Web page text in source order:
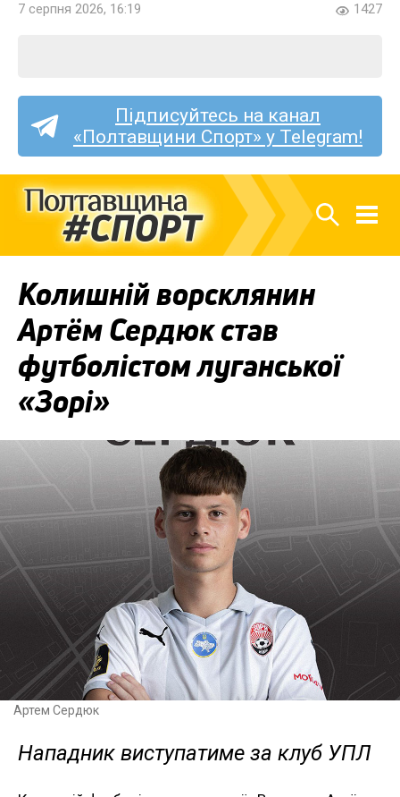
7 серпня 2026, 16:19 1427
Підписуйтесь на канал
«Полтавщини Спорт» у Telegram!
Колишній ворсклянин
Артём Сердюк став
футболістом луганської
«Зорі»
Артем Сердюк
Нападник виступатиме за клуб УПЛ